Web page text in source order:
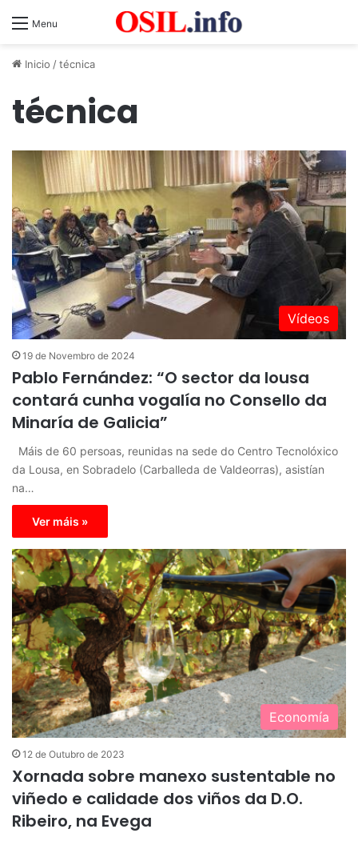
Menu
Inicio /técnica
técnica
Vídeos
19 de Novembro de 2024
Pablo Fernández: “O sector da lousa
contará cunha vogalía no Consello da
Minaría de Galicia”
Máis de 60 persoas, reunidas na sede do Centro Tecnolóxico
da Lousa, en Sobradelo (Carballeda de Valdeorras), asistían
na…
Ver máis »
Economía
12 de Outubro de 2023
Xornada sobre manexo sustentable no
viñedo e calidade dos viños da D.O.
Ribeiro, na Evega